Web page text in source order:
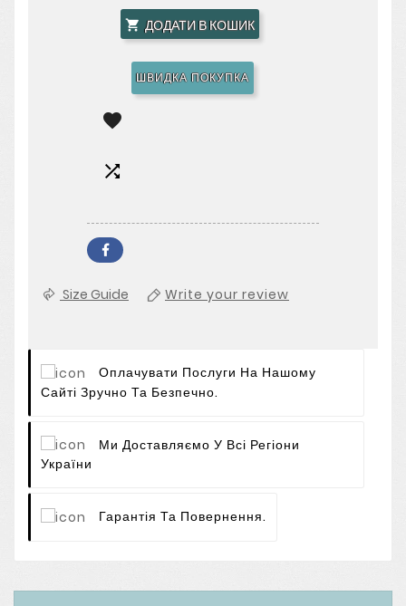
 ДОДАТИ В КОШИК
ШВИДКА ПОКУПКА


Size Guide Write your review
Оплачувати Послуги На Нашому
Сайті Зручно Та Безпечно.
Ми Доставляємо У Всі Регіони
України
Гарантія Та Повернення.